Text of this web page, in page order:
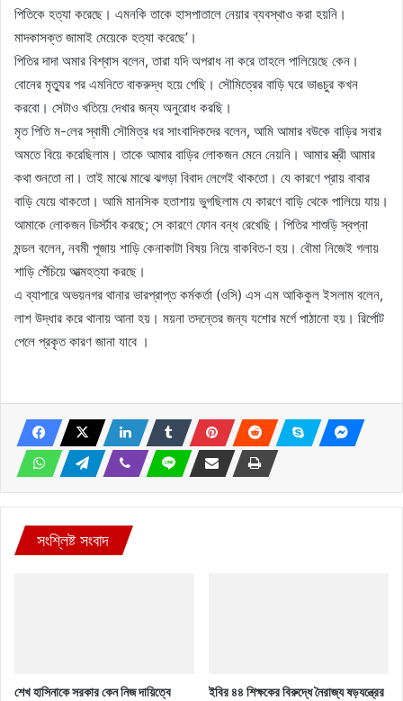
পিতিকে হত্যা করেছে। এমনকি তাকে হাসপাতালে নেয়ার ব্যবস্থাও করা হয়নি।
মাদকাসক্ত জামাই মেয়েকে হত্যা করেছে’।
পিতির দাদা অমার বিশ্বাস বলেন, তারা যদি অপরাধ না করে তাহলে পালিয়েছে কেন।
বোনের মৃত্যুর পর এমনিতে বাকরুদ্ধ হয়ে গেছি। সৌমিত্রের বাড়ি ঘরে ভাঙচুর কখন
করবো। সেটাও খতিয়ে দেখার জন্য অনুরোধ করছি।
মৃত পিতি ম-লের স্বামী সৌমিত্র ধর সাংবাদিকদের বলেন, আমি আমার বউকে বাড়ির সবার
অমতে বিয়ে করেছিলাম। তাকে আমার বাড়ির লোকজন মেনে নেয়নি। আমার স্ত্রী আমার
কথা শুনতো না। তাই মাঝে মাঝে ঝগড়া বিবাদ লেগেই থাকতো। যে কারণে প্রায় বাবার
বাড়ি যেয়ে থাকতো। আমি মানসিক হতাশায় ভুগছিলাম যে কারণে বাড়ি থেকে পালিয়ে যায়।
আমাকে লোকজন ডির্স্টাব করছে; সে কারণে ফোন বন্ধ রেখেছি। পিতির শাশুড়ি স্বপ্না
মন্ডল বলেন, নবমী পূজায় শাড়ি কেনাকাটা বিষয় নিয়ে বাকবিত-া হয়। বৌমা নিজেই গলায়
শাড়ি পেঁচিয়ে আত্মহত্যা করছে।
এ ব্যাপারে অভয়নগর থানার ভারপ্রাপ্ত কর্মকর্তা (ওসি) এস এম আকিকুল ইসলাম বলেন,
লাশ উদ্ধার করে থানায় আনা হয়। ময়না তদন্তের জন্য যশোর মর্গে পাঠানো হয়। রির্পোট
পেলে প্রকৃত কারণ জানা যাবে ।
সংশ্লিষ্ট সংবাদ
শেখ হাসিনাকে সরকার কেন নিজ দায়িত্বে ইবির ৪৪ শিক্ষকের বিরুদ্ধে নৈরাজ্য ষড়যন্ত্রের